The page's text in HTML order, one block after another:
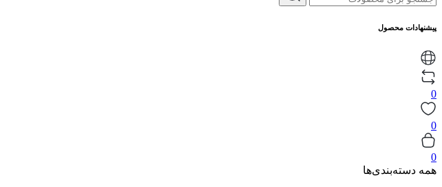
پیشنهادات محصول
0
0
0
همه دسته‌بندی‌ها